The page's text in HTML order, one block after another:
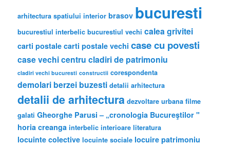
arhitectura spatiului interior brasov bucuresti
bucurestiul interbelic bucurestiul vechi calea grivitei
carti postale carti postale vechi case cu povesti
case vechicentru cladiri de patrimoniu
cladiri vechi bucuresti constructii corespondenta
demolari berzei buzesti detalii arhitectura
detalii de arhitectura dezvoltare urbana filme
galati Gheorghe Parusi – „cronologia Bucureştilor "
horia creanga interbelic interioare literatura
locuinte colective locuinte sociale locuire patrimoniu